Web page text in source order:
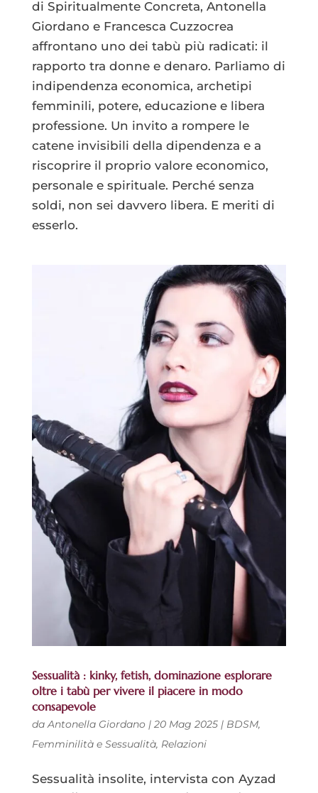
di Spiritualmente Concreta, Antonella
Giordano e Francesca Cuzzocrea
affrontano uno dei tabù più radicati: il
rapporto tra donne e denaro. Parliamo di
indipendenza economica, archetipi
femminili, potere, educazione e libera
professione. Un invito a rompere le
catene invisibili della dipendenza e a
riscoprire il proprio valore economico,
personale e spirituale. Perché senza
soldi, non sei davvero libera. E meriti di
esserlo.
Sessualità : kinky, fetish, dominazione esplorare
oltre i tabù per vivere il piacere in modo
consapevole
daAntonella Giordano| 20 Mag 2025| BDSM,
Femminilità e Sessualità, Relazioni
Sessualità insolite, intervista con Ayzad